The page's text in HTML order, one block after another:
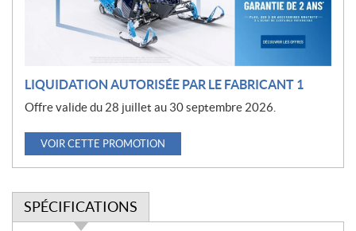
LIQUIDATION AUTORISÉE PAR LE FABRICANT 1
Offre valide du 28 juillet au 30 septembre 2026.
VOIR CETTE PROMOTION
SPÉCIFICATIONS